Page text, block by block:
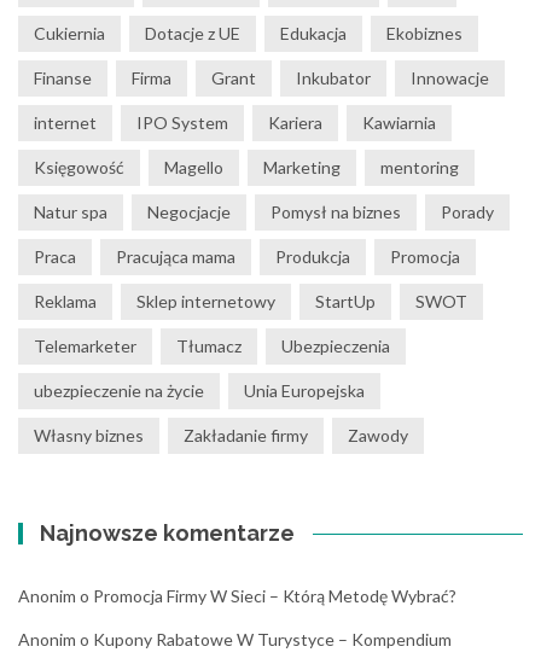
Cukiernia Dotacje z UE Edukacja Ekobiznes
Finanse Firma Grant Inkubator Innowacje
internet IPO System Kariera Kawiarnia
Księgowość Magello Marketing mentoring
Natur spa Negocjacje Pomysł na biznes Porady
Praca Pracująca mama Produkcja Promocja
Reklama Sklep internetowy StartUp SWOT
Telemarketer Tłumacz Ubezpieczenia
ubezpieczenie na życie Unia Europejska
Własny biznes Zakładanie firmy Zawody
Najnowsze komentarze
Anonim o Promocja Firmy W Sieci – Którą Metodę Wybrać?
Anonim o Kupony Rabatowe W Turystyce – Kompendium